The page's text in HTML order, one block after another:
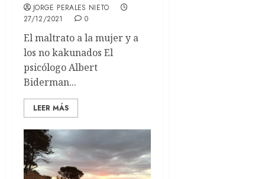
JORGE PERALES NIETO
27/12/2021
0
El maltrato a la mujer y a
los no kakunados El
psicólogo Albert
Biderman...
LEER MÁS